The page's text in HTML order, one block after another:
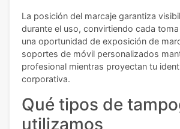
La posición del marcaje garantiza
durante el uso, convirtiendo cada
una oportunidad de exposición de
soportes de móvil personalizados
profesional mientras proyectan tu
corporativa.
Qué tipos de
utilizamos